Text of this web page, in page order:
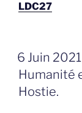
LDC27
GEPLAATST
OP
6 Juin
Humanité
Hostie.